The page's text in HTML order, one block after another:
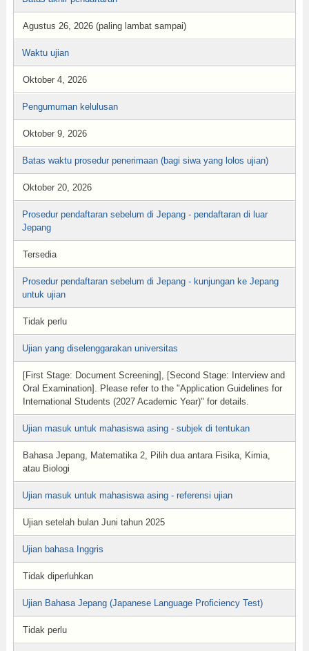
Agustus 26, 2026 (paling lambat sampai)
Waktu ujian
Oktober 4, 2026
Pengumuman kelulusan
Oktober 9, 2026
Batas waktu prosedur penerimaan (bagi siwa yang lolos ujian)
Oktober 20, 2026
Prosedur pendaftaran sebelum di Jepang - pendaftaran di luar
Jepang
Tersedia
Prosedur pendaftaran sebelum di Jepang - kunjungan ke Jepang
untuk ujian
Tidak perlu
Ujian yang diselenggarakan universitas
[First Stage: Document Screening], [Second Stage: Interview and
Oral Examination]. Please refer to the "Application Guidelines for
International Students (2027 Academic Year)" for details.
Ujian masuk untuk mahasiswa asing - subjek di tentukan
Bahasa Jepang, Matematika 2, Pilih dua antara Fisika, Kimia,
atau Biologi
Ujian masuk untuk mahasiswa asing - referensi ujian
Ujian setelah bulan Juni tahun 2025
Ujian bahasa Inggris
Tidak diperluhkan
Ujian Bahasa Jepang (Japanese Language Proficiency Test)
Tidak perlu